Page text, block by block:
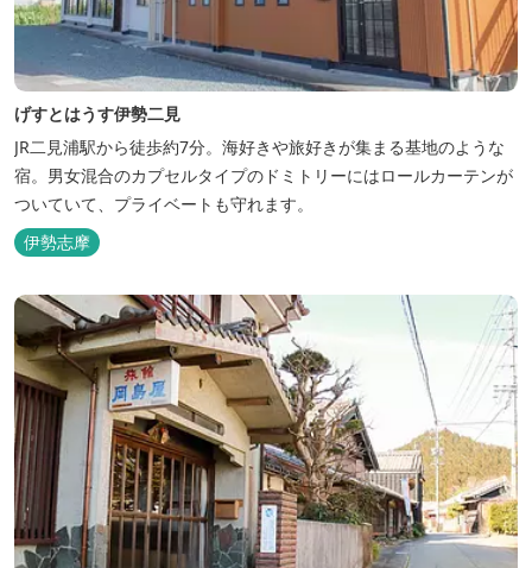
げすとはうす伊勢二見
JR二見浦駅から徒歩約7分。海好きや旅好きが集まる基地のような
宿。男女混合のカプセルタイプのドミトリーにはロールカーテンが
ついていて、プライベートも守れます。
伊勢志摩